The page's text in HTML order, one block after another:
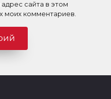
сайта в этом
моих комментариев.